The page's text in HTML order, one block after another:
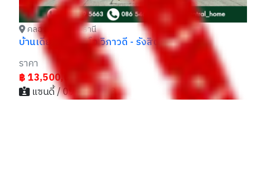
คลองหลวง ปทุมธานี
บ้านเดี่ยว แกรนดิโอ วิภาวดี - รังสิต หลังมุม
ราคา
฿ 13,500,000
แซนดี้ / 099xxxxx63